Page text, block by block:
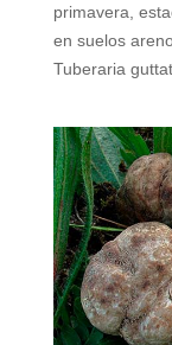
primavera,
en suelos
Tuberaria